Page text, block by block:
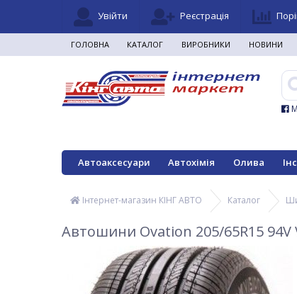
Увійти Реєстрація
ГОЛОВНА КАТАЛОГ ВИРОБНИКИ НОВИНИ
Автоаксесуари Автохімія Олива
Інтернет-магазин КІНГ АВТО Каталог
Автошини Ovation 205/65R15 94V